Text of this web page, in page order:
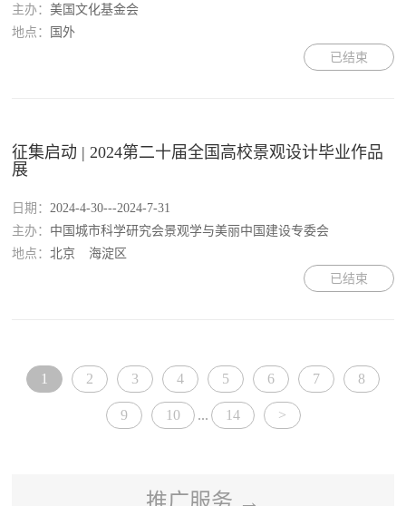
主办：美国文化基金会
地点：
国外
已结束
征集启动 | 2024第二十届全国高校景观设计毕业作品
展
日期：2024-4-30---2024-7-31
主办： 中国城市科学研究会景观学与美丽中国建设专委会
地点：北京
海淀区
已结束
1 2 3 4 5 6 7 8
9 10 ... 14 >